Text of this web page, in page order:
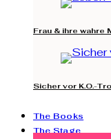
Frau & ihre wahre
Sicher vor K.O.-
The Books
The Stage